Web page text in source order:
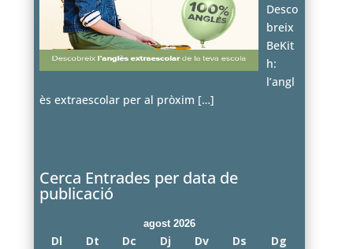
Desco
breix
BeKit
h:
l’angl
ès extraescolar per al pròxim […]
Cerca Entrades per data de
publicació
agost 2026
Dl Dt Dc Dj Dv Ds Dg